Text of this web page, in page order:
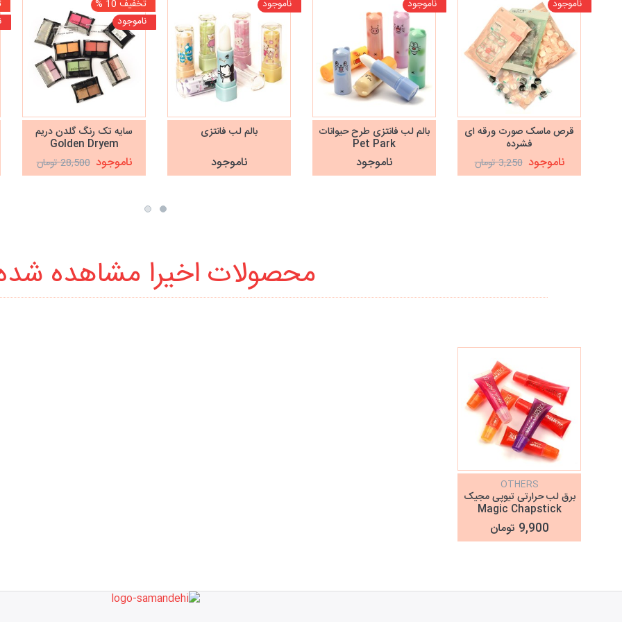
ناموجود
قرص ماسک صورت ورقه ای
فشرده
ناموجود 3,250 تومان
ناموجود
بالم لب فانتزی طرح حیوانات
Pet Park
ناموجود
ناموجود
بالم لب فانتزی
ناموجود
تخفیف 10 %
ناموجود
سایه تک رنگ گلدن دریم
Golden Dryem
ناموجود 28,500 تومان
محصولات اخیرا مشاهده
OTHERS
برق لب حرارتی تیوپی مجیک
Magic Chapstick
9,900 تومان